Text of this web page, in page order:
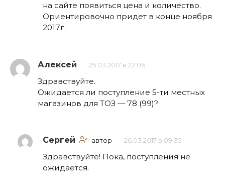
на сайте появиться цена и количество.
Ориентировочно придет в конце ноября
2017г.
Алексей 25.03.2017 в 22:06
Здравствуйте.
Ожидается ли поступление 5-ти местных
магазинов для ТОЗ — 78 (99)?
Сергей автор 26.03.2017 в 09:35
Здравствуйте! Пока, поступления не
ожидается.